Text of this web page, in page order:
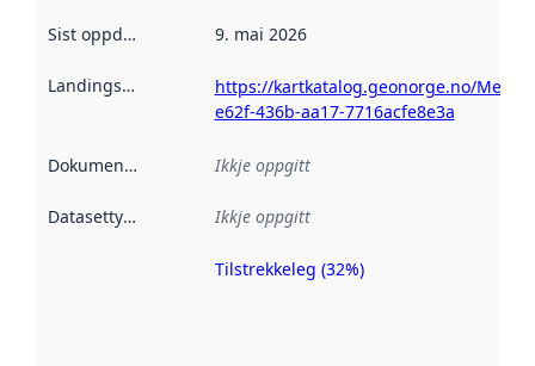
Sist oppdatert 9. mai 2026
Landingsside
https://kartkatalog.geonorge.no/
e62f-436b-aa17-7716acfe8e3a
Dokumentasjon Ikkje oppgitt
Datasettype Ikkje oppgitt
Metadatakvalitet
Tilstrekkeleg (32%)